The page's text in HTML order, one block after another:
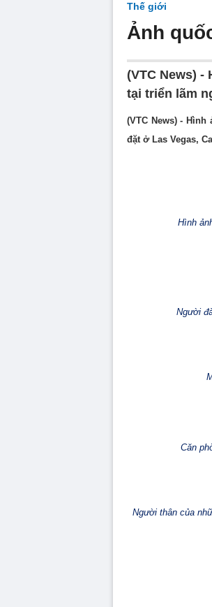
Thế giới
Ảnh
(VTC News)
tại triển lãm
(VTC News) -
đặt ở Las Vegas,
Hình
Người
Căn
Người thân của